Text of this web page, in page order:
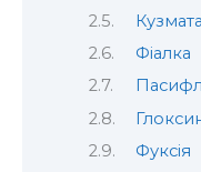
Фіалка
Фуксія